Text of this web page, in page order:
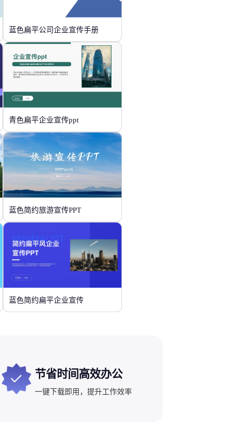
蓝色扁平公司企业宣传手册
青色扁平企业宣传ppt
蓝色简约旅游宣传PPT
蓝色简约扁平企业宣传
节省时间高效办公
一键下载即用，提升工作效率